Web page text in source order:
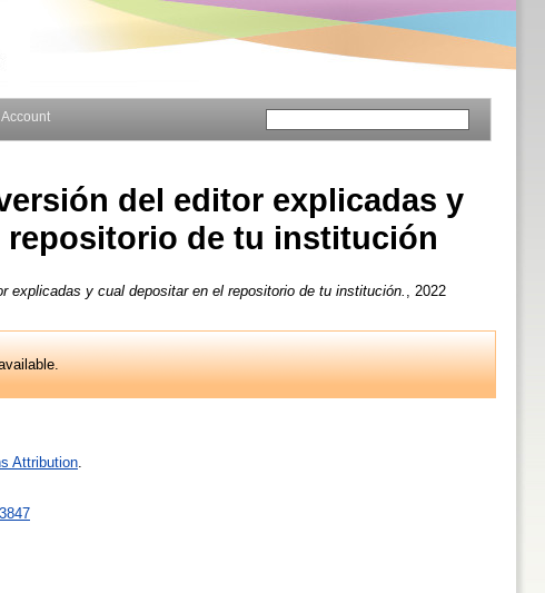
del editor explicadas y
repositorio de tu institución
explicadas y cual depositar en el repositorio de tu institución.
, 2022
Attribution.